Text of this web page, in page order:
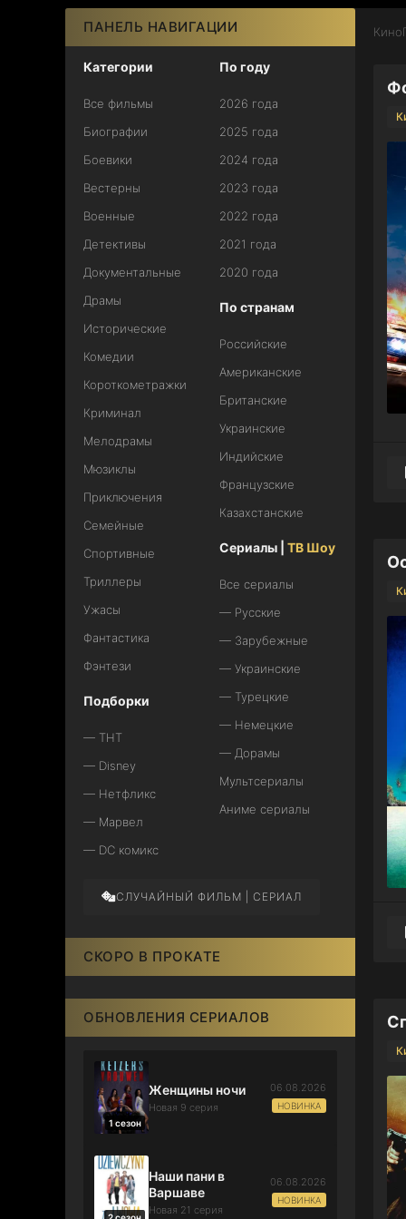
ПАНЕЛЬ НАВИГАЦИИ
Категории
Все фильмы
Биографии
Боевики
Вестерны
Военные
Детективы
Документальные
Драмы
Исторические
Комедии
Короткометражки
Криминал
Мелодрамы
Мюзиклы
Приключения
Семейные
Спортивные
Триллеры
Ужасы
Фантастика
Фэнтези
Подборки
— ТНТ
— Disney
— Нетфликс
— Марвел
— DC комикс
По году
2026 года
2025 года
2024 года
2023 года
2022 года
2021 года
2020 года
По странам
Российские
Американские
Британские
Украинские
Индийские
Французские
Казахстанские
Сериалы | ТВ Шоу
Все сериалы
— Русские
— Зарубежные
— Украинские
— Турецкие
— Немецкие
— Дорамы
Мультсериалы
Аниме сериалы
СЛУЧАЙНЫЙ ФИЛЬМ | СЕРИАЛ
СКОРО В ПРОКАТЕ
ОБНОВЛЕНИЯ СЕРИАЛОВ
1 сезон
Женщины ночи
Новая 9 серия
06.08.2026
НОВИНКА
Наши пани в
Варшаве
Новая 21 серия
06.08.2026
НОВИНКА